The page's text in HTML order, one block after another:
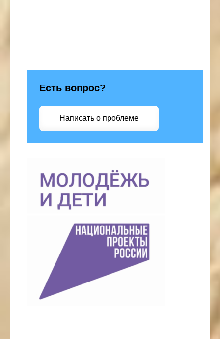
Есть вопрос?
Написать о проблеме